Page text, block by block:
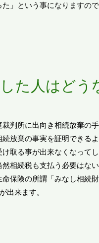
」という事になりますので
た人はどう
判所に出向き相続放棄の
放棄の事実を証明できるよ
取る事が出来なくなってし
相続税も支払う必要はない
保険の所謂「みなし相続
出来ます。